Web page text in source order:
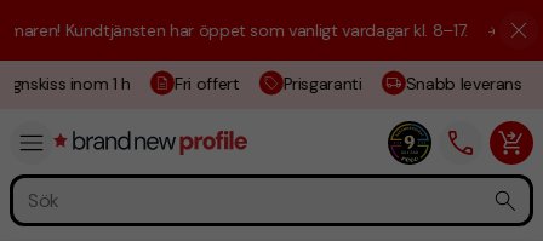
Kundtjänsten har öppet som vanligt vardagar kl. 8–17. ☀️ Vi är
inom 1 h Fri offert Prisgaranti Snabb leverans